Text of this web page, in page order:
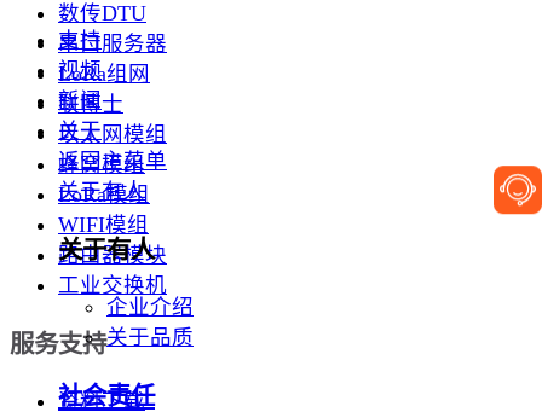
支持
视频
新闻
关于
返回主菜单
关于有人
关于有人
企业介绍
关于品质
社会责任
数传DTU
串口服务器
LoRa组网
联博士
以太网模组
蜂窝模组
LoRa模组
WIFI模组
路由器模块
工业交换机
服务支持
资料下载